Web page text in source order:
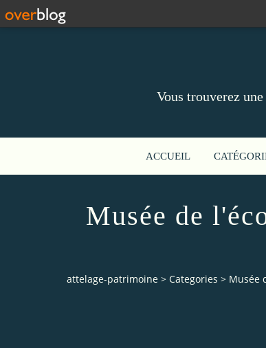
Vous trouverez
ACCUEIL
Musée de
attelage-patrimoine > Categories > Musée